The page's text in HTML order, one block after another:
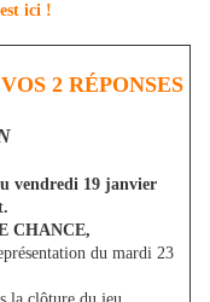
ici !
2 RÉPONSES
vendredi 19 janvier
CHANCE,
du mardi 23